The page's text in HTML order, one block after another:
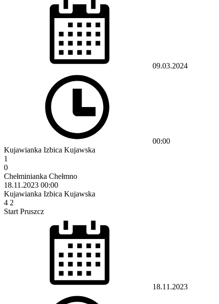
09.03.2024
00:00
Kujawianka Izbica Kujawska
1
0
Chełminianka Chełmno
18.11.2023 00:00
Kujawianka Izbica Kujawska
4 2
Start Pruszcz
18.11.2023